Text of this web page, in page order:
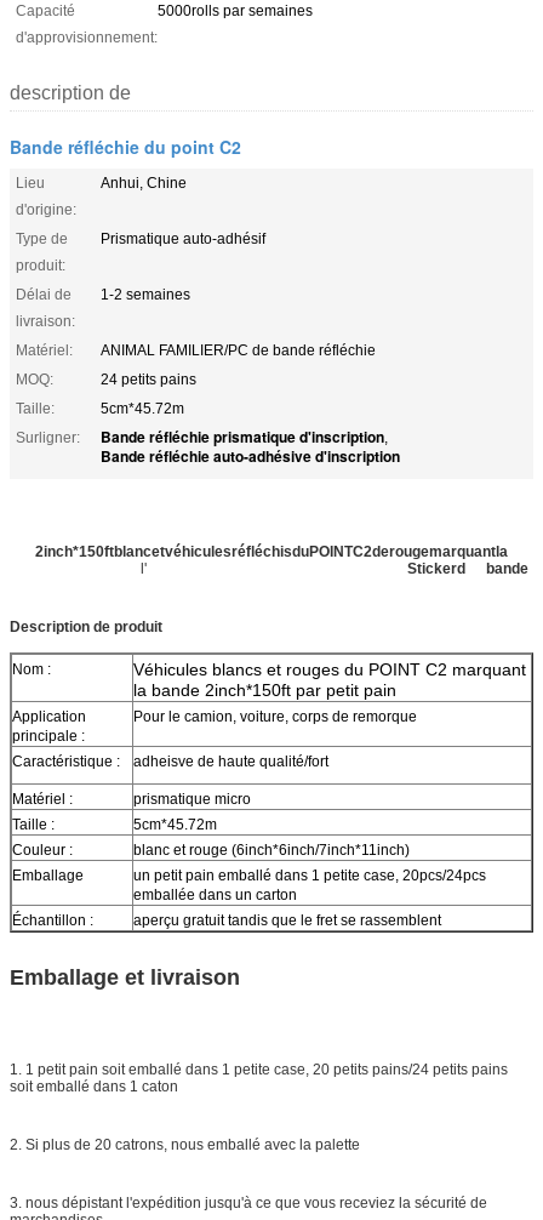
Capacité
d'approvisionnement:
5000rolls par semaines
description de
Bande réfléchie du point C2
Lieu
d'origine:
Anhui, Chine
Type de
produit:
Prismatique auto-adhésif
Délai de
livraison:
1-2 semaines
Matériel:
ANIMAL FAMILIER/PC de bande réfléchie
MOQ:
24 petits pains
Taille:
5cm*45.72m
Surligner:
Bande réfléchie prismatique d'inscription,
Bande réfléchie auto-adhésive d'inscription
2inch*150ftblancetvéhiculesréfléchisduPOINTC2derougemarquantla
l' Stickerd bande
Description de produit
Nom :
Véhicules blancs et rouges du POINT C2 marquant
la bande 2inch*150ft par petit pain
Application
principale :
Pour le camion, voiture, corps de remorque
Caractéristique : adheisve de haute qualité/fort
Matériel :
prismatique micro
Taille :
5cm*45.72m
Couleur :
blanc et rouge (6inch*6inch/7inch*11inch)
Emballage
un petit pain emballé dans 1 petite case, 20pcs/24pcs
emballée dans un carton
Échantillon :
aperçu gratuit tandis que le fret se rassemblent
Emballage et livraison
1. 1 petit pain soit emballé dans 1 petite case, 20 petits pains/24 petits pains
soit emballé dans 1 caton
2. Si plus de 20 catrons, nous emballé avec la palette
3. nous dépistant l'expédition jusqu'à ce que vous receviez la sécurité de